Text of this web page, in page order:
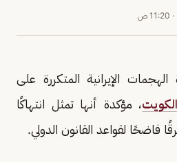
· 11:20 ص
الإيرانية المتكررة على
الكويت، مؤكدة أنها تمثل انتهاكًا
فاضحًا لقواعد القانون الدولي.